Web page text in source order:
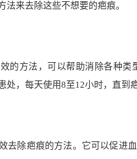
法来去除这些不想要的疤痕。
的方法，可以帮助消除各种
处，每天使用8至12小时，直到
去除疤痕的方法。它可以促进